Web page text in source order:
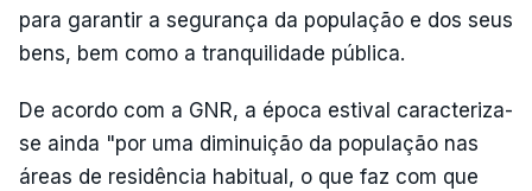
para garantir a segurança da população e dos seus
bens, bem como a tranquilidade pública.
De acordo com a GNR, a época estival caracteriza-
se ainda "por uma diminuição da população nas
áreas de residência habitual, o que faz com que